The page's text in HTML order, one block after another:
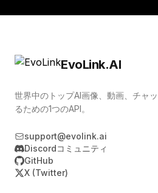
EvoLink.AI
世界中のトップAI画像、動画、チャ
るための1つのAPI。
support@evolink.ai
Discordコミュニティ
GitHub
X (Twitter)